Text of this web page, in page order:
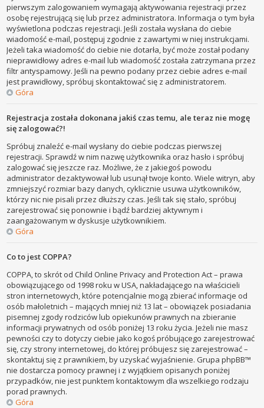
pierwszym zalogowaniem wymagają aktywowania rejestracji przez
osobę rejestrującą się lub przez administratora. Informacja o tym była
wyświetlona podczas rejestracji. Jeśli została wysłana do ciebie
wiadomość e-mail, postępuj zgodnie z zawartymi w niej instrukcjami.
Jeżeli taka wiadomość do ciebie nie dotarła, być może został podany
nieprawidłowy adres e-mail lub wiadomość została zatrzymana przez
filtr antyspamowy. Jeśli na pewno podany przez ciebie adres e-mail
jest prawidłowy, spróbuj skontaktować się z administratorem.
Góra
Rejestracja została dokonana jakiś czas temu, ale teraz nie mogę
się zalogować?!
Spróbuj znaleźć e-mail wysłany do ciebie podczas pierwszej
rejestracji. Sprawdź w nim nazwę użytkownika oraz hasło i spróbuj
zalogować się jeszcze raz. Możliwe, że z jakiegoś powodu
administrator dezaktywował lub usunął twoje konto. Wiele witryn, aby
zmniejszyć rozmiar bazy danych, cyklicznie usuwa użytkowników,
którzy nic nie pisali przez dłuższy czas. Jeśli tak się stało, spróbuj
zarejestrować się ponownie i bądź bardziej aktywnym i
zaangażowanym w dyskusje użytkownikiem.
Góra
Co to jest COPPA?
COPPA, to skrót od Child Online Privacy and Protection Act – prawa
obowiązującego od 1998 roku w USA, nakładającego na właścicieli
stron internetowych, które potencjalnie mogą zbierać informacje od
osób małoletnich – mających mniej niż 13 lat – obowiązek posiadania
pisemnej zgody rodziców lub opiekunów prawnych na zbieranie
informacji prywatnych od osób poniżej 13 roku życia. Jeżeli nie masz
pewności czy to dotyczy ciebie jako kogoś próbującego zarejestrować
się, czy strony internetowej, do której próbujesz się zarejestrować –
skontaktuj się z prawnikiem, by uzyskać wyjaśnienie. Grupa phpBB™
nie dostarcza pomocy prawnej i z wyjątkiem opisanych poniżej
przypadków, nie jest punktem kontaktowym dla wszelkiego rodzaju
porad prawnych.
Góra